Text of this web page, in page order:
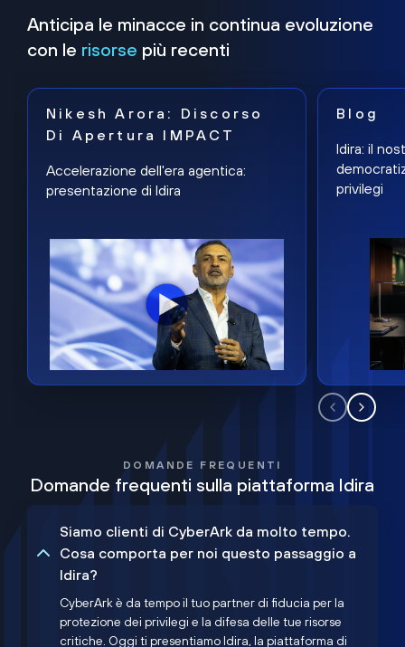
Anticipa le minacce in continua evoluzione
con le risorse più recenti
Nikesh Arora: Discorso
Di Apertura IMPACT
Accelerazione dell'era agentica:
presentazione di Idira
Blog
Idira: il
privilegi
DOMANDE FREQUENTI
Domande frequenti sulla piattaforma Idira
Siamo clienti di CyberArk da molto tempo.
Cosa comporta per noi questo passaggio a
Idira?
CyberArk è da tempo il tuo partner di fiducia per la
protezione dei privilegi e la difesa delle tue risorse
critiche. Oggi ti presentiamo Idira, la piattaforma di